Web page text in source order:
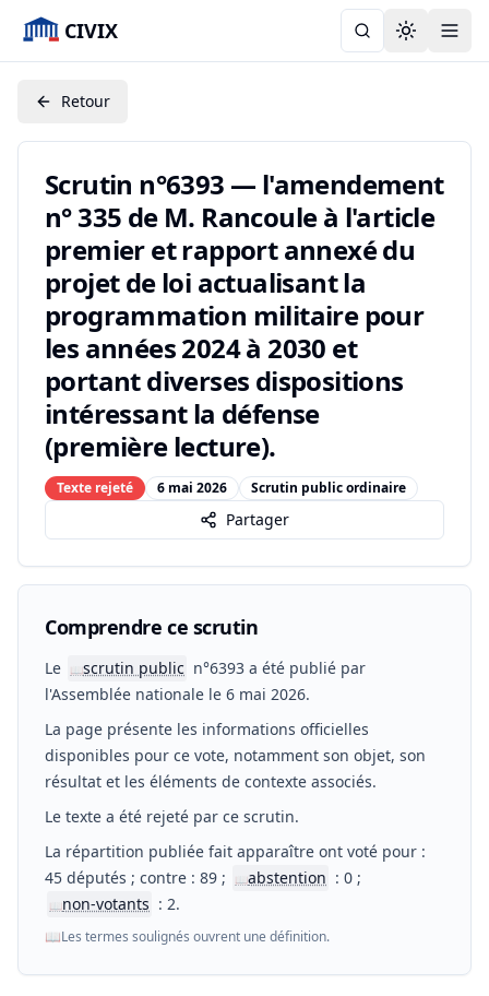
CIVIX Toggle
Retour
Scrutin n°6393 — l'amendement
n° 335 de M. Rancoule à l'article
premier et rapport annexé du
projet de loi actualisant la
programmation militaire pour
les années 2024 à 2030 et
portant diverses dispositions
intéressant la défense
(première lecture).
Texte rejeté 6 mai 2026 Scrutin public ordinaire
Partager
Comprendre ce scrutin
Le 📖scrutin public n°6393 a été publié par
l'Assemblée nationale le 6 mai 2026.
La page présente les informations officielles
disponibles pour ce vote, notamment son objet, son
résultat et les éléments de contexte associés.
Le texte a été rejeté par ce scrutin.
La répartition publiée fait apparaître ont voté pour :
45 députés ; contre : 89 ;
📖abstention : 0 ;
📖non-votants : 2.
📖Les termes soulignés ouvrent une définition.